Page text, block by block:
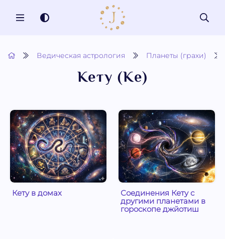
MENU
Ведическая астрология Планеты (грахи)
Кету (Ке)
Кету в домах
Соединения Кету с
другими планетами в
гороскопе джйотиш